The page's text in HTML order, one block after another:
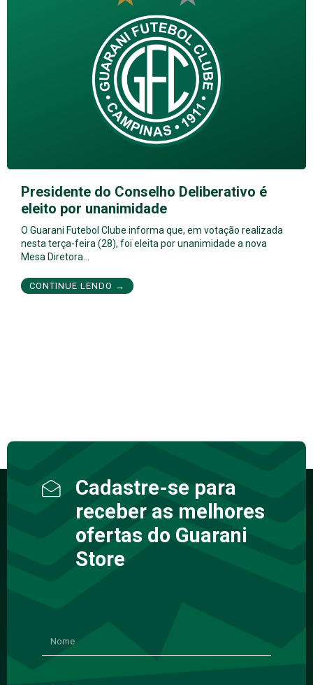
Presidente do Conselho Deliberativo é
eleito por unanimidade
O Guarani Futebol Clube informa que, em votação realizada
nesta terça-feira (28), foi eleita por unanimidade a nova
Mesa Diretora…
CONTINUE LENDO →
Cadastre-se para
receber as melhores
ofertas do Guarani
Store